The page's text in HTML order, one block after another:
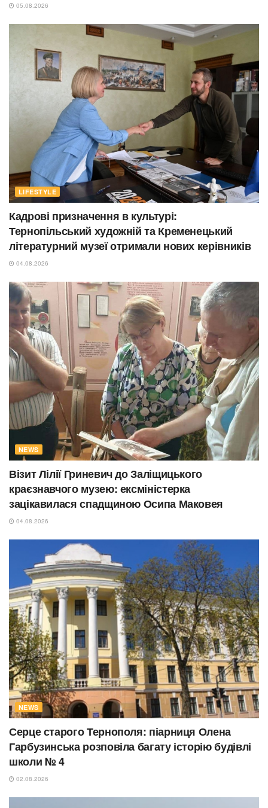
05.08.2026
LIFESTYLE
Кадрові призначення в культурі:
Тернопільський художній та Кременецький
літературний музеї отримали нових керівників
04.08.2026
NEWS
Візит Лілії Гриневич до Заліщицького
краєзнавчого музею: ексміністерка
зацікавилася спадщиною Осипа Маковея
04.08.2026
NEWS
Серце старого Тернополя: піарниця Олена
Гарбузинська розповіла багату історію будівлі
школи № 4
02.08.2026